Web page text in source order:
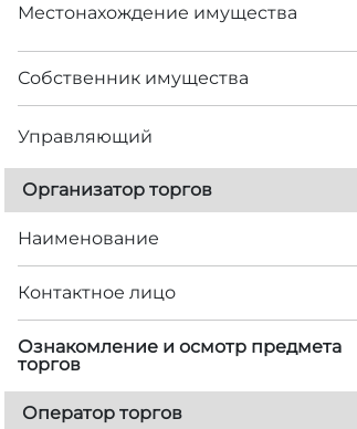
Местонахождение имущества
Собственник имущества
Управляющий
Организатор торгов
Наименование
Контактное лицо
Ознакомление и осмотр предмета
торгов
Оператор торгов